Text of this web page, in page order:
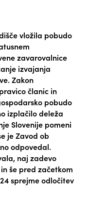
vložila pobudo
zavarovalnice
izvajanja
Zakon
članic in
pobudo
izplačilo deleža
Slovenije pomeni
je Zavod ob
odpovedal.
naj zadevo
še pred začetkom
sprejme odločitev